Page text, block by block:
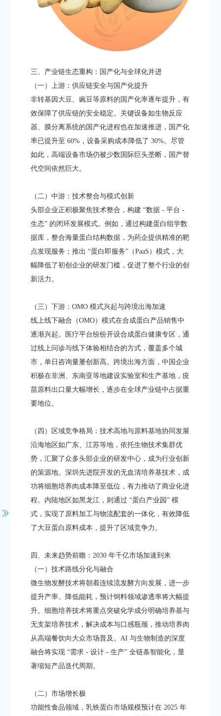
三、产业链生态重构：国产化与全球化并进​
（一）上游：供应链安全与国产化提升​
非转基因大豆、豌豆等原料的国产化率逐年提升，有
效保障了供应链的安全稳定。关键设备如生物反应
器、膜分离系统的国产化进程也在加速推进，国产化
率已提升至 60%，设备采购成本降低了 30%。尽管
如此，高端设备市场仍被少数国际巨头垄断，国产替
代空间依然巨大。​
（二）中游：技术整合与模式创新​
头部企业正积极聚焦技术整合，构建 “数据 - 平台 -
生态” 的闭环发展模式。例如，通过构建蛋白组学数
据库，整合海量蛋白结构数据，为药企提供精准的靶
点发现服务；推出 “蛋白即服务”（PaaS）模式，大
幅降低了初创企业的研发门槛，促进了整个行业的创
新活力。​
（三）下游：OMO 模式兴起与跨境出海加速​
线上线下融合（OMO）模式在合成蛋白产品销售中
逐渐兴起。医疗平台纷纷开设合成蛋白健康专区，通
过线上问诊与线下体验相结合的方式，覆盖多个城
市，单日咨询量屡创新高。跨境出海方面，中国企业
积极在非洲、东南亚等地建设实验室和生产基地，疫
苗原料出口量大幅增长，逐步在全球产业链中占据重
要地位。​
（四）区域竞争格局：技术高地与原料基地协同发展​
沿海地区如广东、江苏等地，依托生物技术集群优
势，汇聚了众多头部企业的研发中心，成为行业创新
的策源地。深圳先进院开发的无血清培养基技术，成
功将细胞培养肉成本降至低位，有力推动了商业化进
程。内陆地区如黑龙江，则通过 “蛋白产业园” 模
式，实现了原料加工与物流配套的一体化，有效降低
了大豆蛋白原料成本，提升了区域竞争力。​
四、未来趋势前瞻：2030 年千亿市场加速到来​
（一）技术路线分化与融合​
微生物发酵技术将朝着连续流发酵方向发展，进一步
提升产率、降低能耗，预计饲料领域渗透率将大幅提
升。细胞培养技术将重点突破化学成分明确培养基与
无支架培养技术，解决成本与口感瓶颈，推动培养肉
从高端餐饮向大众市场普及。AI 与生物制造的深度
融合将实现 “需求 - 设计 - 生产” 全链条智能化，显
著缩短产品迭代周期。​
（二）市场增长极​
功能性食品领域，乳铁蛋白市场规模预计在 2025 年